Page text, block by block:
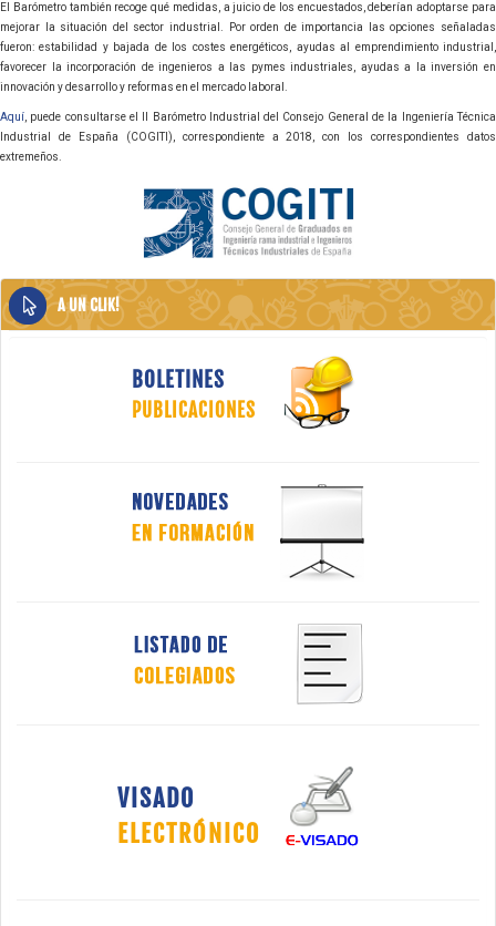
El Barómetro también recoge qué medidas, a juicio de los encuestados, deberían adoptarse para
mejorar la situación del sector industrial. Por orden de importancia las opciones señaladas
fueron: estabilidad y bajada de los costes energéticos, ayudas al emprendimiento industrial,
favorecer la incorporación de ingenieros a las pymes industriales, ayudas a la inversión en
innovación y desarrollo y reformas en el mercado laboral.
Aquí , puede consultarse el II Barómetro Industrial del Consejo General de la Ingeniería Técnica
Industrial de España (COGITI), correspondiente a 2018, con los correspondientes datos
extremeños.
A UN CLIK!